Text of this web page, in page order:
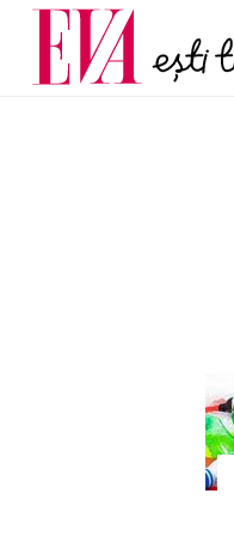
Carieră
Actualitate